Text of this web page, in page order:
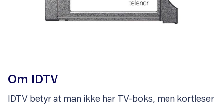
Om IDTV
IDTV betyr at man ikke har TV-boks, men kortleser